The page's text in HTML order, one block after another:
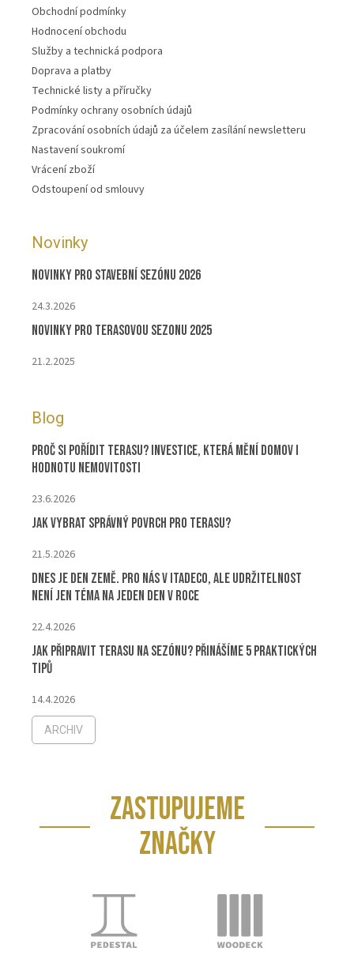
Obchodní podmínky
Hodnocení obchodu
Služby a technická podpora
Doprava a platby
Technické listy a příručky
Podmínky ochrany osobních údajů
Zpracování osobních údajů za účelem zasílání newsletteru
Nastavení soukromí
Vrácení zboží
Odstoupení od smlouvy
Novinky
Novinky pro stavební sezónu 2026
24.3.2026
Novinky pro terasovou sezonu 2025
21.2.2025
Blog
Proč si pořídit terasu? Investice, která mění domov i
hodnotu nemovitosti
23.6.2026
Jak vybrat správný povrch pro terasu?
21.5.2026
Dnes je Den Země. Pro nás v ITADECO, ale udržitelnost
není jen téma na jeden den v roce
22.4.2026
Jak připravit terasu na sezónu? Přinášíme 5 praktických
tipů
14.4.2026
ARCHIV
ZASTUPUJEME
ZNAČKY